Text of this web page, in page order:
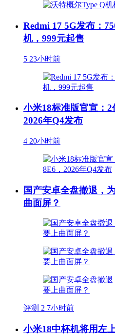
Redmi 17 5G发布：
机，999元起售
5 23小时前
小米18标准版官宣：2
2026年Q4发布
4 20小时前
国产安卓全盘撤退，
曲面屏？
评测 2 7小时前
小米18中杯机将用左